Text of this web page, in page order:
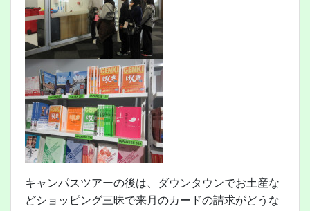
キャンパスツアーの後は、ダウンタウンでお土産な
どショッピング三昧で来月のカードの請求がどうな